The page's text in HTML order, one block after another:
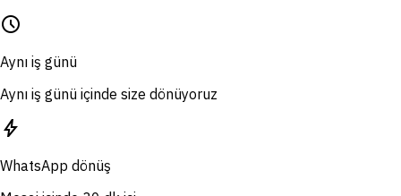
schedule
Aynı iş günü
Aynı iş günü içinde size dönüyoruz
bolt
WhatsApp dönüş